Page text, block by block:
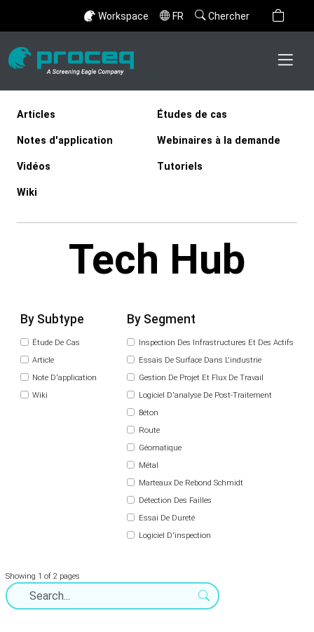
Workspace FR Chercher
Articles Études de cas
Notes d'application Webinaires à la demande
Vidéos Tutoriels
Wiki
Tech Hub
By Subtype
Étude De Cas
Article
Note D'application
Wiki
By Segment
Inspection Des Infrastructures Et Des Actifs
Essais De Surface Dans L'industrie
Gestion De Projet Et Flux De Travail
Logiciel D'analyse De Post-Traitement
Béton
Route
Géomatique
Métal
Marteaux De Rebond Schmidt
Détection Des Failles
Essai De Dureté
Logiciel D'inspection
Showing 1 of 2 pages